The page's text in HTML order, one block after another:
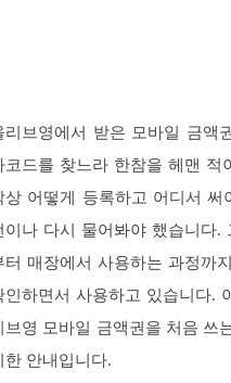
리브영에서 받은 모바일 금액
코드를 찾느라 한참을 헤맨 적
상 어떻게 등록하고 어디서
이나 다시 물어봐야 했습니다.
터 매장에서 사용하는 과정까
인하면서 사용하고 있습니다.
브영 모바일 금액권을 처음 쓰
한 안내입니다.